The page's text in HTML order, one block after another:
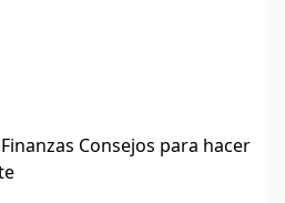
Finanzas Consejos para hacer